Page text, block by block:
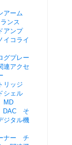
アーム
ランス
アンプ
イコライ
グプレー
連アクセ
リッジ
シェル
MD
DAC そ
ジタル機
ナー チ